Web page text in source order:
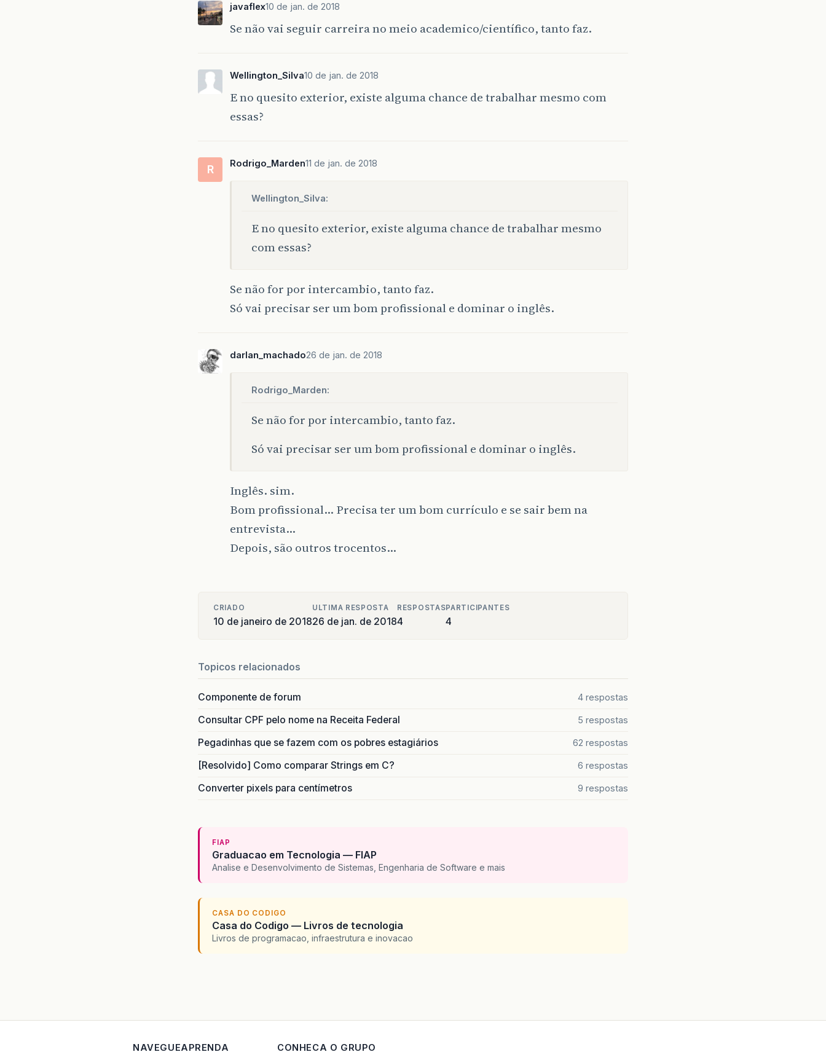
javaflex10 de jan. de 2018
Se não vai seguir carreira no meio academico/científico, tanto faz.
Wellington_Silva10 de jan. de 2018
E no quesito exterior, existe alguma chance de trabalhar mesmo com
essas?
R Rodrigo_Marden11 de jan. de 2018
Wellington_Silva:
E no quesito exterior, existe alguma chance de trabalhar mesmo
com essas?
Se não for por intercambio, tanto faz.
Só vai precisar ser um bom profissional e dominar o inglês.
darlan_machado26 de jan. de 2018
Rodrigo_Marden:
Se não for por intercambio, tanto faz.
Só vai precisar ser um bom profissional e dominar o inglês.
Inglês. sim.
Bom profissional… Precisa ter um bom currículo e se sair bem na
entrevista…
Depois, são outros trocentos…
CRIADO
10 de janeiro de 2018
ULTIMA RESPOSTA
26 de jan. de 2018
RESPOSTAS
4
PARTICIPANTES
4
Topicos relacionados
Componente de forum 4 respostas
Consultar CPF pelo nome na Receita Federal 5 respostas
Pegadinhas que se fazem com os pobres estagiários 62 respostas
[Resolvido] Como comparar Strings em C? 6 respostas
Converter pixels para centímetros 9 respostas
FIAP
Graduacao em Tecnologia — FIAP
Analise e Desenvolvimento de Sistemas, Engenharia de Software e mais
CASA DO CODIGO
Casa do Codigo — Livros de tecnologia
Livros de programacao, infraestrutura e inovacao
NAVEGUEAPRENDA CONHECA O GRUPO